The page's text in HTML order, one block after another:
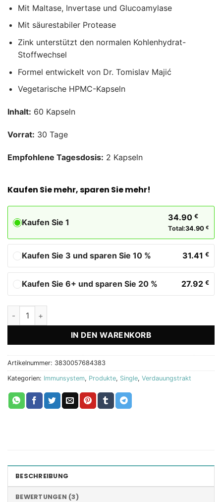
Mit Maltase, Invertase und Glucoamylase
Mit säurestabiler Protease
Zink unterstützt den normalen Kohlenhydrat-
Stoffwechsel
Formel entwickelt von Dr. Tomislav Majić
Vegetarische HPMC-Kapseln
Inhalt: 60 Kapseln
Vorrat: 30 Tage
Empfohlene Tagesdosis: 2 Kapseln
Kaufen Sie mehr, sparen Sie mehr!
Kaufen Sie 1 34.90 €
Total:34.90 €
Kaufen Sie 3 und sparen Sie 10 % 31.41 €
Kaufen Sie 6+ und sparen Sie 20 % 27.92 €
Carbo Digest Verdauungsenzyme mit Laktase Menge
IN DEN WARENKORB
Artikelnummer: 3830057684383
Kategorien: Immunsystem, Produkte, Single, Verdauungstrakt
BESCHREIBUNG
BEWERTUNGEN (3)